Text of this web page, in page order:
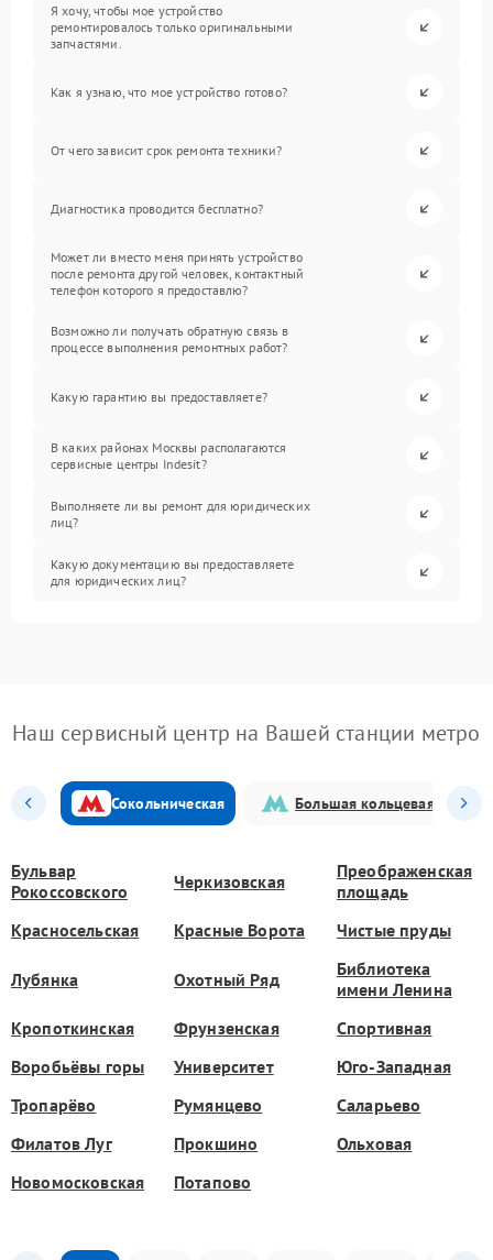
Я хочу, чтобы мое устройство
ремонтировалось только оригинальными
запчастями.
Как я узнаю, что мое устройство готово?
От чего зависит срок ремонта техники?
Диагностика проводится бесплатно?
Может ли вместо меня принять устройство
после ремонта другой человек, контактный
телефон которого я предоставлю?
Возможно ли получать обратную связь в
процессе выполнения ремонтных работ?
Какую гарантию вы предоставляете?
В каких районах Москвы располагаются
сервисные центры Indesit?
Выполняете ли вы ремонт для юридических
лиц?
Какую документацию вы предоставляете
для юридических лиц?
Наш сервисный центр на Вашей станции метро
Сокольническая Большая кольцевая
Бульвар
Рокоссовского
Черкизовская
Преображенская
площадь
Красносельская
Красные Ворота Чистые пруды
Лубянка Охотный Ряд
Библиотека
имени Ленина
Кропоткинская
Фрунзенская
Спортивная
Воробьёвы горы
Университет
Юго-Западная
Тропарёво
Румянцево
Саларьево
Филатов Луг
Прокшино
Ольховая
Новомосковская
Потапово